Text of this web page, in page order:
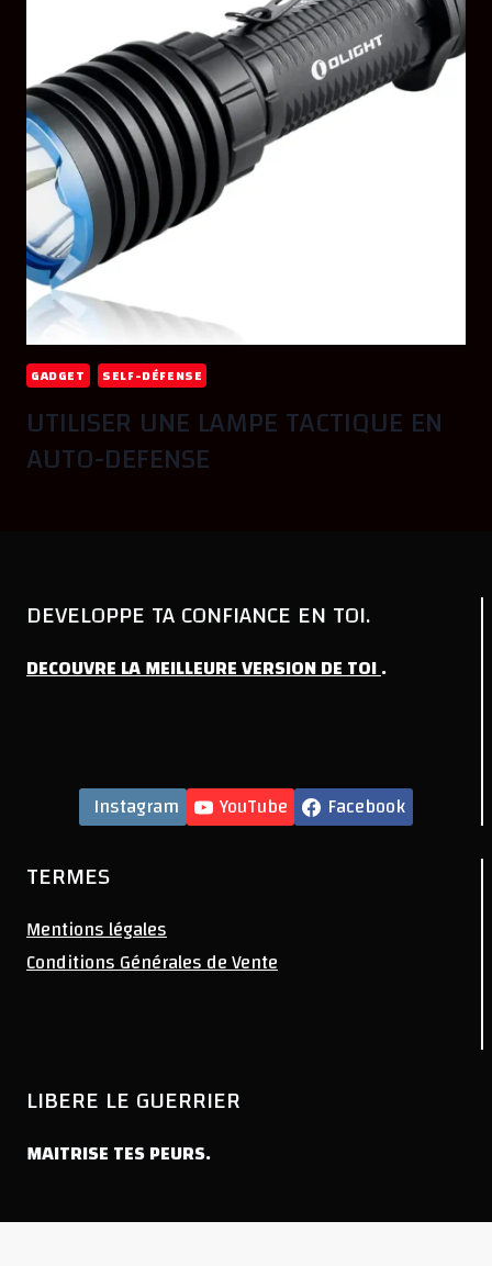
GADGET SELF-DÉFENSE
UTILISER UNE LAMPE TACTIQUE EN
AUTO-DEFENSE
DEVELOPPE TA CONFIANCE EN TOI.
DECOUVRELAMEILLEUREVERSIONDETOI.
Instagram YouTube Facebook
TERMES
Mentions légales
Conditions Générales de Vente
LIBERE LE GUERRIER
MAITRISE TES PEURS.